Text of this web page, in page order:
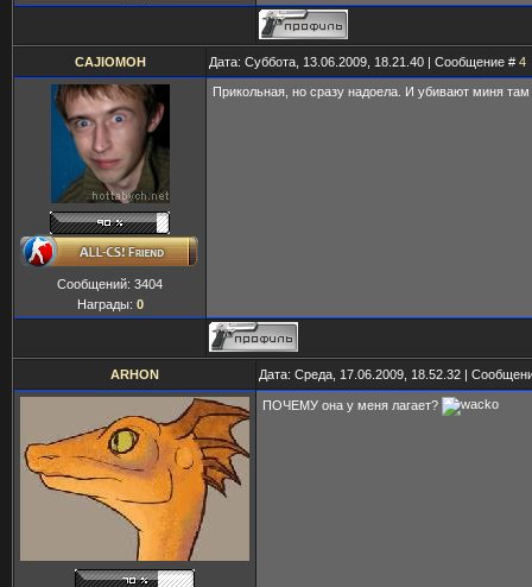
CAJIOMOH Дата: Суббота, 13.06.2009, 18.21.40 | Сообщение # 4
Сообщений: 3404
Награды: 0
Прикольная, но сразу надоела. И убивают миня
ARHON Дата: Среда, 17.06.2009, 18.52.32 |
ПОЧЕМУ она у меня лагает?